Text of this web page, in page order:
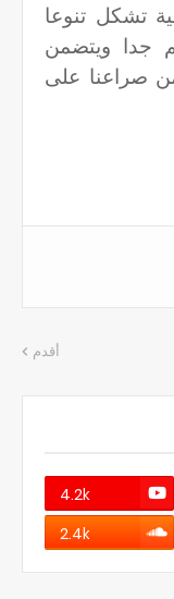
تشكل تنوعا
جدا ويتضمن
من صراعنا على
أقدم
4.2k
2.4k